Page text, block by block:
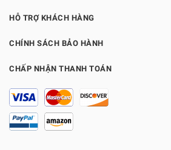
HỖ TRỢ KHÁCH HÀNG
CHÍNH SÁCH BẢO HÀNH
CHẤP NHẬN THANH TOÁN